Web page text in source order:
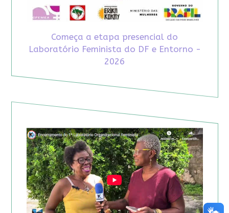
Começa a etapa presencial do
Laboratório Feminista do DF e Entorno -
2026